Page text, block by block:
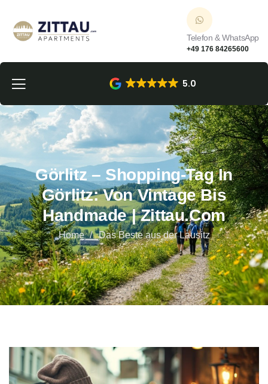
Telefon & WhatsApp
+49 176 84265600
5.0
Görlitz – Shopping-Tag In
Görlitz: Von Vintage Bis
Handmade | Zittau.com
Home Das Beste aus der Lausitz